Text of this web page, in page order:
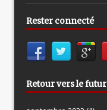
Rester connecté
Retour vers le futur